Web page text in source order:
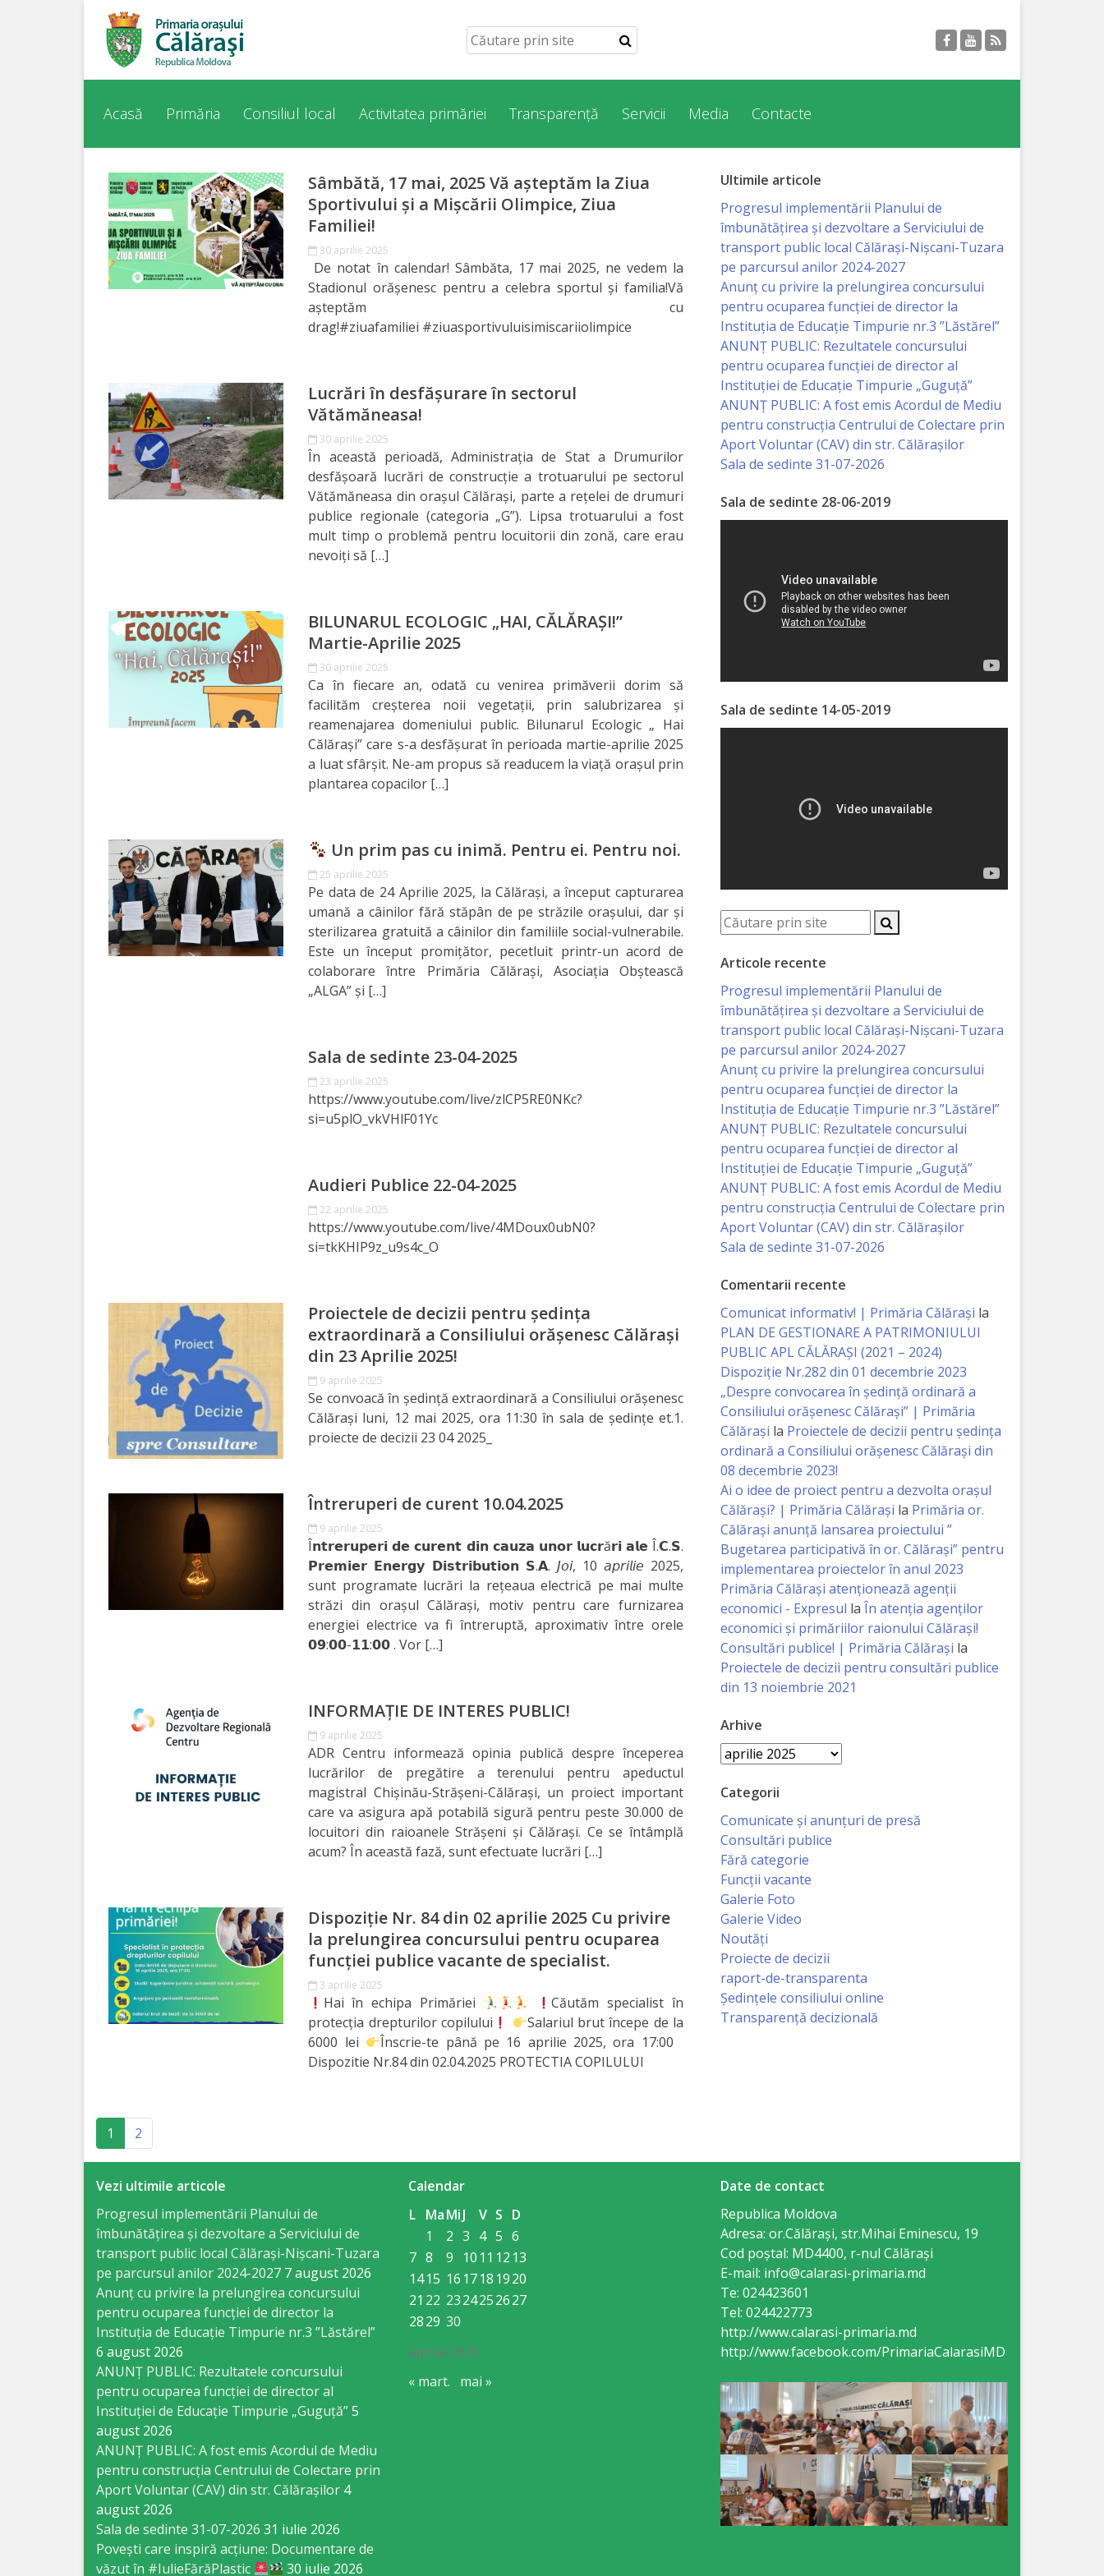
orașul
Călărași
Orașului
Personalități
înfrățite
Strategii
Registrul
Aparatul
Primăriei
Călăraşi
Contabilitate
Impozitelor
Taxelor
Locale
Construcţii,
Gospodărie
Comunală
Problemele
Antreprenoriat,
Business
Comerţ
Specialist
Problemele
Tineretului
Sportului
Specialist
pentru
Planificare,
Acasă Primăria Consiliul local Activitatea primăriei Transparență Servicii Media Contacte
Sâmbătă, 17 mai, 2025 Vă așteptăm la Ziua
Sportivului și a Mișcării Olimpice, Ziua
Familiei!
30 aprilie 2025
De notat în calendar! Sâmbăta, 17 mai 2025, ne vedem la
Stadionul orășenesc pentru a celebra sportul și familia!Vă
așteptăm cu
drag!#ziuafamiliei #ziuasportivuluisimiscariiolimpice
Lucrări în desfășurare în sectorul
Vătămăneasa!
30 aprilie 2025
În această perioadă, Administrația de Stat a Drumurilor
desfășoară lucrări de construcție a trotuarului pe sectorul
Vătămăneasa din orașul Călărași, parte a rețelei de drumuri
publice regionale (categoria „G”). Lipsa trotuarului a fost
mult timp o problemă pentru locuitorii din zonă, care erau
nevoiți să […]
BILUNARUL ECOLOGIC „HAI, CĂLĂRAȘI!”
Martie-Aprilie 2025
30 aprilie 2025
Ca în fiecare an, odată cu venirea primăverii dorim să
facilităm creșterea noii vegetații, prin salubrizarea și
reamenajarea domeniului public. Bilunarul Ecologic „ Hai
Călărași” care s-a desfășurat în perioada martie-aprilie 2025
a luat sfârșit. Ne-am propus să readucem la viață orașul prin
plantarea copacilor […]
Un prim pas cu inimă. Pentru ei. Pentru noi.
25 aprilie 2025
Pe data de 24 Aprilie 2025, la Călărași, a început capturarea
umană a câinilor fără stăpân de pe străzile orașului, dar și
sterilizarea gratuită a câinilor din familiile social-vulnerabile.
Este un început promițător, pecetluit printr-un acord de
colaborare între Primăria Călărași, Asociația Obștească
„ALGA” și […]
Sala de sedinte 23-04-2025
23 aprilie 2025
https://www.youtube.com/live/zlCP5RE0NKc?
si=u5plO_vkVHlF01Yc
Audieri Publice 22-04-2025
22 aprilie 2025
https://www.youtube.com/live/4MDoux0ubN0?
si=tkKHIP9z_u9s4c_O
Proiectele de decizii pentru ședința
extraordinară a Consiliului orășenesc Călărași
din 23 Aprilie 2025!
9 aprilie 2025
Se convoacă în ședință extraordinară a Consiliului orășenesc
Călărași luni, 12 mai 2025, ora 11:30 în sala de ședințe et.1.
proiecte de decizii 23 04 2025_
Întreruperi de curent 10.04.2025
9 aprilie 2025
Î𝗻𝘁𝗿𝗲𝗿𝘂𝗽𝗲𝗿𝗶 𝗱𝗲 𝗰𝘂𝗿𝗲𝗻𝘁 𝗱𝗶𝗻 𝗰𝗮𝘂𝘇𝗮 𝘂𝗻𝗼𝗿 𝗹𝘂𝗰𝗿ă𝗿𝗶 𝗮𝗹𝗲 Î.𝗖.𝗦.
𝗣𝗿𝗲𝗺𝗶𝗲𝗿 𝗘𝗻𝗲𝗿𝗴𝘆 𝗗𝗶𝘀𝘁𝗿𝗶𝗯𝘂𝘁𝗶𝗼𝗻 𝗦.𝗔. 𝘑𝘰𝘪, 10 𝘢𝘱𝘳𝘪𝘭𝘪𝘦 2025,
sunt programate lucrări la rețeaua electrică pe mai multe
străzi din orașul Călărași, motiv pentru care furnizarea
energiei electrice va fi întreruptă, aproximativ între orele
𝟬𝟵:𝟬𝟬-𝟭𝟭:𝟬𝟬 . Vor […]
INFORMAȚIE DE INTERES PUBLIC!
9 aprilie 2025
ADR Centru informează opinia publică despre începerea
lucrărilor de pregătire a terenului pentru apeductul
magistral Chișinău-Strășeni-Călărași, un proiect important
care va asigura apă potabilă sigură pentru peste 30.000 de
locuitori din raioanele Strășeni și Călărași. Ce se întâmplă
acum? În această fază, sunt efectuate lucrări […]
Dispoziție Nr. 84 din 02 aprilie 2025 Cu privire
la prelungirea concursului pentru ocuparea
funcției publice vacante de specialist.
3 aprilie 2025
Hai în echipa Primăriei
Căutăm specialist în
protecția drepturilor copilului
Salariul brut începe de la
6000 lei
Înscrie-te până pe 16 aprilie 2025, ora 17:00
Dispozitie Nr.84 din 02.04.2025 PROTECTIA COPILULUI
1 (current)
2
Ultimile articole
Progresul implementării Planului de
îmbunătățirea și dezvoltare a Serviciului de
transport public local Călărași-Nișcani-Tuzara
pe parcursul anilor 2024-2027
Anunț cu privire la prelungirea concursului
pentru ocuparea funcţiei de director la
Instituția de Educație Timpurie nr.3 ”Lăstărel”
ANUNȚ PUBLIC: Rezultatele concursului
pentru ocuparea funcției de director al
Instituției de Educație Timpurie „Guguță”
ANUNȚ PUBLIC: A fost emis Acordul de Mediu
pentru construcția Centrului de Colectare prin
Aport Voluntar (CAV) din str. Călărașilor
Sala de sedinte 31-07-2026
Sala de sedinte 28-06-2019
Sala de sedinte 14-05-2019
Articole recente
Progresul implementării Planului de
îmbunătățirea și dezvoltare a Serviciului de
transport public local Călărași-Nișcani-Tuzara
pe parcursul anilor 2024-2027
Anunț cu privire la prelungirea concursului
pentru ocuparea funcţiei de director la
Instituția de Educație Timpurie nr.3 ”Lăstărel”
ANUNȚ PUBLIC: Rezultatele concursului
pentru ocuparea funcției de director al
Instituției de Educație Timpurie „Guguță”
ANUNȚ PUBLIC: A fost emis Acordul de Mediu
pentru construcția Centrului de Colectare prin
Aport Voluntar (CAV) din str. Călărașilor
Sala de sedinte 31-07-2026
Comentarii recente
Comunicat informativ! | Primăria Călărași la
PLAN DE GESTIONARE A PATRIMONIULUI
PUBLIC APL CĂLĂRAȘI (2021 – 2024)
Dispoziție Nr.282 din 01 decembrie 2023
„Despre convocarea în ședință ordinară a
Consiliului orășenesc Călărași” | Primăria
Călărași la Proiectele de decizii pentru ședința
ordinară a Consiliului orășenesc Călărași din
08 decembrie 2023!
Ai o idee de proiect pentru a dezvolta orașul
Călărași? | Primăria Călărași la Primăria or.
Călărași anunță lansarea proiectului ”
Bugetarea participativă în or. Călărași” pentru
implementarea proiectelor în anul 2023
Primăria Călăraşi atenţionează agenţii
economici - Expresul la În atenția agenților
economici și primăriilor raionului Călărași!
Consultări publice! | Primăria Călărași la
Proiectele de decizii pentru consultări publice
din 13 noiembrie 2021
Arhive
Arhive
Categorii
Comunicate și anunțuri de presă
Consultări publice
Fără categorie
Funcții vacante
Galerie Foto
Galerie Video
Noutăți
Proiecte de decizii
raport-de-transparenta
Ședințele consiliului online
Transparență decizională
Vezi ultimile articole
Progresul implementării Planului de
îmbunătățirea și dezvoltare a Serviciului de
transport public local Călărași-Nișcani-Tuzara
pe parcursul anilor 2024-2027 7 august 2026
Anunț cu privire la prelungirea concursului
pentru ocuparea funcţiei de director la
Instituția de Educație Timpurie nr.3 ”Lăstărel”
6 august 2026
ANUNȚ PUBLIC: Rezultatele concursului
pentru ocuparea funcției de director al
Instituției de Educație Timpurie „Guguță”5
august 2026
ANUNȚ PUBLIC: A fost emis Acordul de Mediu
pentru construcția Centrului de Colectare prin
Aport Voluntar (CAV) din str. Călărașilor 4
august 2026
Sala de sedinte 31-07-2026 31 iulie 2026
Povești care inspiră acțiune: Documentare de
văzut în #IulieFărăPlastic
30 iulie 2026
Calendar
aprilie 2025
L MaMiJ V S D
1
2 3 4 5 6
7 8 9 10 11 12 13
1415 16 1718 1920
21 22 2324252627
2829 30
« mart. mai »
Date de contact
Republica Moldova
Adresa: or.Călăraşi, str.Mihai Eminescu, 19
Cod poștal: MD4400, r-nul Călăraşi
E-mail: info@calarasi-primaria.md
Te: 024423601
Tel: 024422773
http://www.calarasi-primaria.md
http://www.facebook.com/PrimariaCalarasiMD